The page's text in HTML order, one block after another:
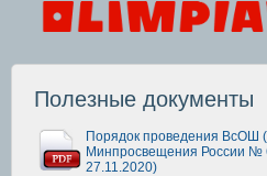
Полезные документы
Порядок проведения ВсОШ
Минпросвещения России №
27.11.2020)